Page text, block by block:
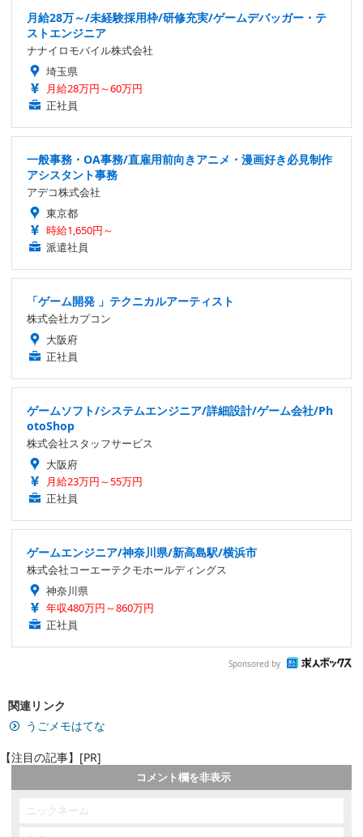
月給28万～/未経験採用枠/研修充実/ゲームデバッガー・テ
ストエンジニア
ナナイロモバイル株式会社
埼玉県
月給28万円～60万円
正社員
一般事務・OA事務/直雇用前向きアニメ・漫画好き必見制作
アシスタント事務
アデコ株式会社
東京都
時給1,650円～
派遣社員
「ゲーム開発 」テクニカルアーティスト
株式会社カプコン
大阪府
正社員
ゲームソフト/システムエンジニア/詳細設計/ゲーム会社/Ph
otoShop
株式会社スタッフサービス
大阪府
月給23万円～55万円
正社員
ゲームエンジニア/神奈川県/新高島駅/横浜市
株式会社コーエーテクモホールディングス
神奈川県
年収480万円～860万円
正社員
Sponsored by
関連リンク
うごメモはてな
【注目の記事】[PR]
コメント欄を非表示